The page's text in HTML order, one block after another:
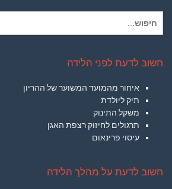
עבור:
חשוב לדעת לפני הלידה
איחור מהמועד המשוער של ההריון
תיק ליולדת
משקל התינוק
תרגולים לחיזוק רצפת האגן
עיסוי פרינאום
חשוב לדעת על מהלך הלידה